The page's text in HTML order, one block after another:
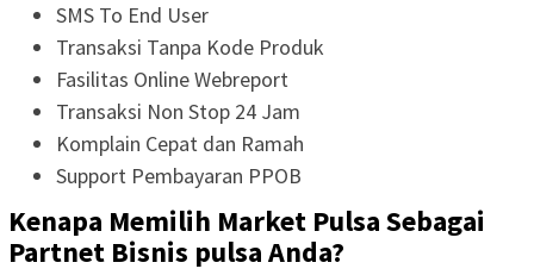
SMS To End User
Transaksi Tanpa Kode Produk
Fasilitas Online Webreport
Transaksi Non Stop 24 Jam
Komplain Cepat dan Ramah
Support Pembayaran PPOB
Kenapa Memilih Market Pulsa Sebagai
Partnet Bisnis pulsa Anda?